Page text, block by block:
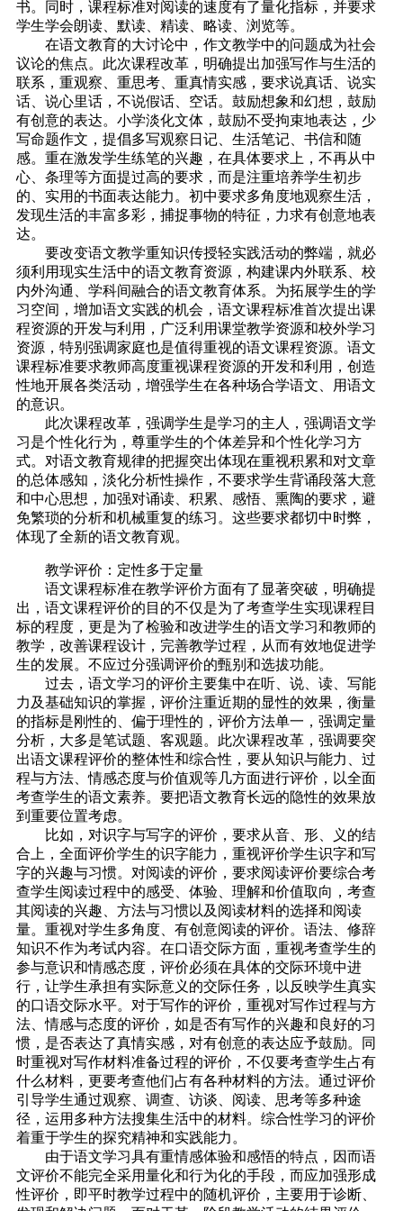
书。同时，课程标准对阅读的速度有了量化指标，并要求
学生学会朗读、默读、精读、略读、浏览等。
在语文教育的大讨论中，作文教学中的问题成为社会
议论的焦点。此次课程改革，明确提出加强写作与生活的
联系，重观察、重思考、重真情实感，要求说真话、说实
话、说心里话，不说假话、空话。鼓励想象和幻想，鼓励
有创意的表达。小学淡化文体，鼓励不受拘束地表达，少
写命题作文，提倡多写观察日记、生活笔记、书信和随
感。重在激发学生练笔的兴趣，在具体要求上，不再从中
心、条理等方面提过高的要求，而是注重培养学生初步
的、实用的书面表达能力。初中要求多角度地观察生活，
发现生活的丰富多彩，捕捉事物的特征，力求有创意地表
达。
要改变语文教学重知识传授轻实践活动的弊端，就必
须利用现实生活中的语文教育资源，构建课内外联系、校
内外沟通、学科间融合的语文教育体系。为拓展学生的学
习空间，增加语文实践的机会，语文课程标准首次提出课
程资源的开发与利用，广泛利用课堂教学资源和校外学习
资源，特别强调家庭也是值得重视的语文课程资源。语文
课程标准要求教师高度重视课程资源的开发和利用，创造
性地开展各类活动，增强学生在各种场合学语文、用语文
的意识。
此次课程改革，强调学生是学习的主人，强调语文学
习是个性化行为，尊重学生的个体差异和个性化学习方
式。对语文教育规律的把握突出体现在重视积累和对文章
的总体感知，淡化分析性操作，不要求学生背诵段落大意
和中心思想，加强对诵读、积累、感悟、熏陶的要求，避
免繁琐的分析和机械重复的练习。这些要求都切中时弊，
体现了全新的语文教育观。
教学评价：定性多于定量
语文课程标准在教学评价方面有了显著突破，明确提
出，语文课程评价的目的不仅是为了考查学生实现课程目
标的程度，更是为了检验和改进学生的语文学习和教师的
教学，改善课程设计，完善教学过程，从而有效地促进学
生的发展。不应过分强调评价的甄别和选拔功能。
过去，语文学习的评价主要集中在听、说、读、写能
力及基础知识的掌握，评价注重近期的显性的效果，衡量
的指标是刚性的、偏于理性的，评价方法单一，强调定量
分析，大多是笔试题、客观题。此次课程改革，强调要突
出语文课程评价的整体性和综合性，要从知识与能力、过
程与方法、情感态度与价值观等几方面进行评价，以全面
考查学生的语文素养。要把语文教育长远的隐性的效果放
到重要位置考虑。
比如，对识字与写字的评价，要求从音、形、义的结
合上，全面评价学生的识字能力，重视评价学生识字和写
字的兴趣与习惯。对阅读的评价，要求阅读评价要综合考
查学生阅读过程中的感受、体验、理解和价值取向，考查
其阅读的兴趣、方法与习惯以及阅读材料的选择和阅读
量。重视对学生多角度、有创意阅读的评价。语法、修辞
知识不作为考试内容。在口语交际方面，重视考查学生的
参与意识和情感态度，评价必须在具体的交际环境中进
行，让学生承担有实际意义的交际任务，以反映学生真实
的口语交际水平。对于写作的评价，重视对写作过程与方
法、情感与态度的评价，如是否有写作的兴趣和良好的习
惯，是否表达了真情实感，对有创意的表达应予鼓励。同
时重视对写作材料准备过程的评价，不仅要考查学生占有
什么材料，更要考查他们占有各种材料的方法。通过评价
引导学生通过观察、调查、访谈、阅读、思考等多种途
径，运用多种方法搜集生活中的材料。综合性学习的评价
着重于学生的探究精神和实践能力。
由于语文学习具有重情感体验和感悟的特点，因而语
文评价不能完全采用量化和行为化的手段，而应加强形成
性评价，即平时教学过程中的随机评价，主要用于诊断、